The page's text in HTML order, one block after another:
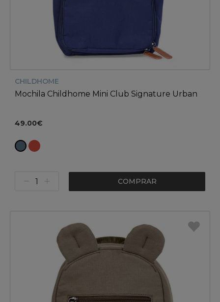
CHILDHOME
Mochila Childhome Mini Club Signature Urban
49.00€
COMPRAR